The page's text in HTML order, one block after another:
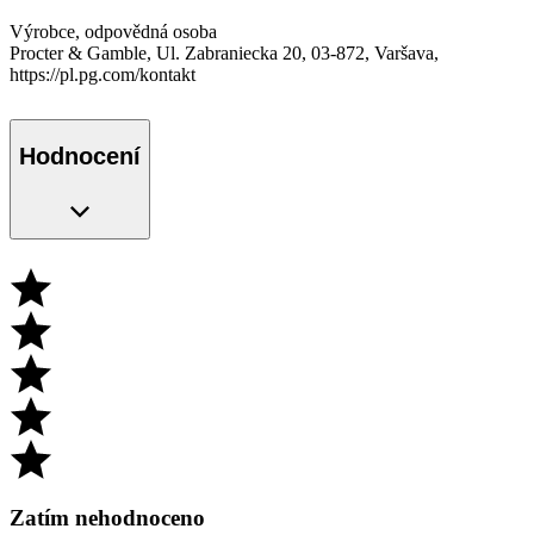
Výrobce, odpovědná osoba
Procter & Gamble, Ul. Zabraniecka 20, 03-872, Varšava,
https://pl.pg.com/kontakt
Hodnocení
Zatím nehodnoceno